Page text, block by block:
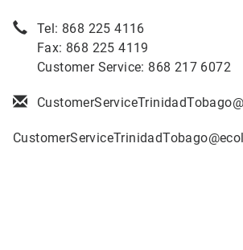
Tel: 868 225 4116
Fax: 868 225 4119
Customer Service: 868 217 6072